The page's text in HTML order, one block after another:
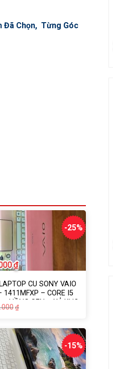
Đã Chọn, Từng Góc
-25%
CU SONY VAIO
1411MFXP – CORE I5
– HỒNG SEN – XẢ KHO
₫
6.000.000₫.
₫
là:
4.500.000₫.
-15%